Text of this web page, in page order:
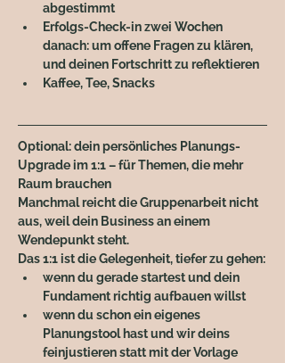
abgestimmt
Erfolgs-Check-in zwei Wochen
danach: um offene Fragen zu klären,
und deinen Fortschritt zu reflektieren
Kaffee, Tee, Snacks
Optional: dein persönliches Planungs-
Upgrade im 1:1 – für Themen, die mehr
Raum brauchen
Manchmal reicht die Gruppenarbeit nicht
aus, weil dein Business an einem
Wendepunkt steht.
Das 1:1 ist die Gelegenheit, tiefer zu gehen:
wenn du gerade startest und dein
Fundament richtig aufbauen willst
wenn du schon ein eigenes
Planungstool hast und wir deins
feinjustieren statt mit der Vorlage